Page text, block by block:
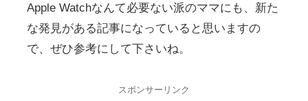
Apple Watchなんて必要ない派のママにも、新た
な発見がある記事になっていると思いますの
で、ぜひ参考にして下さいね。
スポンサーリンク